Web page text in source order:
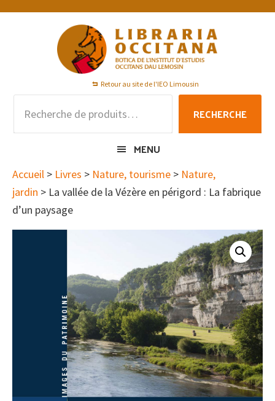
Passer
Passer
Passer
Retour au site de l'IEO Limousin
pour :
RECHERCHE
MENU
Accueil > Livres > Nature, tourisme > Nature,
jardin > La vallée de la Vézère en périgord : La fabrique
d’un paysage